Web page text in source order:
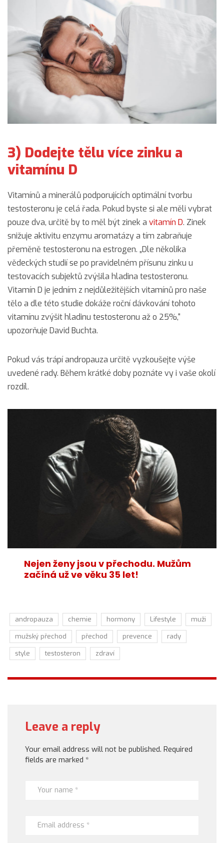
3) Dodejte tělu více zinku a
vitamínu D
Vitamínů a minerálů podporujících optimální tvorbu
testosteronu je celá řada. Pokud byste si ale měli vybrat
pouze dva, určitě by to měl být zinek a vitamín D. Zinek
snižuje aktivitu enzymu aromatázy a tím zabraňuje
přeměně testosteronu na estrogen. „Dle několika
vědeckých studií se po pravidelném přísunu zinku u
testovacích subjektů zvýšila hladina testosteronu.
Vitamín D je jedním z nejdůležitějších vitamínů pro naše
tělo a dle této studie dokáže roční dávkování tohoto
vitamínu zvýšit hladinu testosteronu až o 25%,“
upozorňuje David Buchta.
Pokud vás trápí andropauza určitě vyzkoušejte výše
uvedené rady. Během krátké doby poznáte vy i vaše okolí
rozdíl.
Nejen ženy jsou v přechodu. Mužům
začíná už ve věku 35 let!
andropauza chemie hormony Lifestyle
muži
mužský přechod
přechod prevence
rady
style
testosteron zdraví
Leave a reply
Your email address will not be published. Required
fields are marked *